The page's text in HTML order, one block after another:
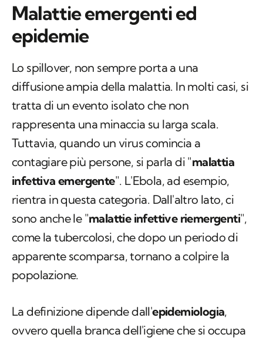
Malattie emergenti ed
epidemie
Lo spillover, non sempre porta a una
diffusione ampia della malattia. In molti casi, si
tratta di un evento isolato che non
rappresenta una minaccia su larga scala.
Tuttavia, quando un virus comincia a
contagiare più persone, si parla di "malattia
infettiva emergente". L'Ebola, ad esempio,
rientra in questa categoria. Dall'altro lato, ci
sono anche le "malattie infettive riemergenti",
come la tubercolosi, che dopo un periodo di
apparente scomparsa, tornano a colpire la
popolazione.
La definizione dipende dall'epidemiologia,
ovvero quella branca dell'igiene che si occupa